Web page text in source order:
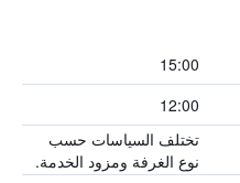
15:00
12:00
تختلف السياسات حسب
نوع الغرفة ومزود الخدمة.